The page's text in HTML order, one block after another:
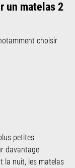
un matelas 2
choisir
petites
davantage
la nuit, les matelas